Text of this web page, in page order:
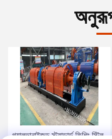
গ্যালভানাইজড স্ট্যান্ডার্ড ফিশিং স্টিল